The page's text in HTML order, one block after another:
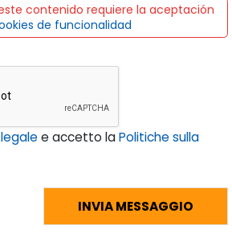
contenido requiere la aceptación
de funcionalidad
e accetto laPolitiche sulla